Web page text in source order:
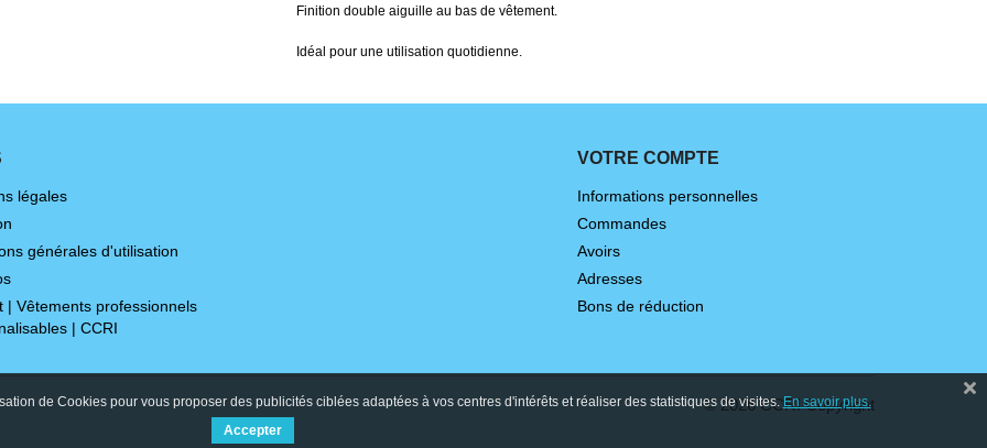
Finition double aiguille au bas de vêtement.
Idéal pour une utilisation quotidienne.
légales
générales d'utilisation
| Vêtements professionnels
| CCRI
VOTRE COMPTE
Informations personnelles
Commandes
Avoirs
Adresses
Bons de réduction
©2026CCRI Copyright
de Cookies pour vous proposer des publicités ciblées adaptées à vos centres d'intérêts et réaliser des statistiques de visites.En savoir plus.
Accepter